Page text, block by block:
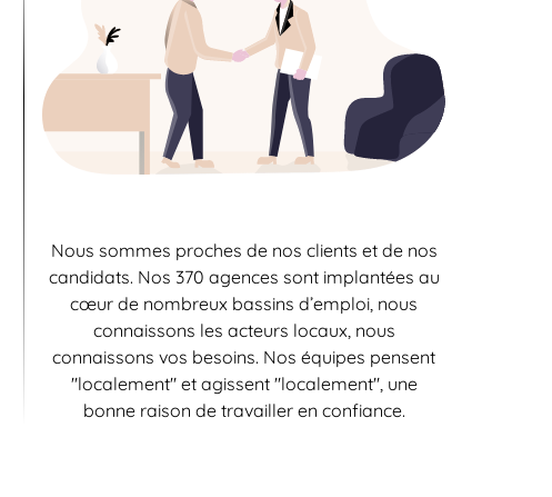
Nous sommes proches de nos clients et de nos
candidats. Nos 370 agences sont implantées au
cœur de nombreux bassins d’emploi, nous
connaissons les acteurs locaux, nous
connaissons vos besoins. Nos équipes pensent
"localement" et agissent "localement", une
bonne raison de travailler en confiance.